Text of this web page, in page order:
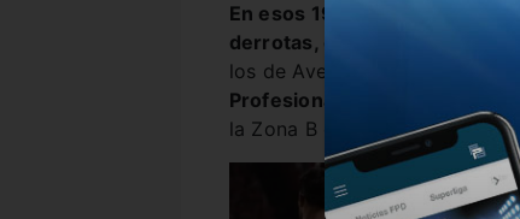
En esos 19 encuentros
derrotas, con 34 goles a
los de Avellaneda son
el
Profesional, con 22,
solo
la Zona B con 23.